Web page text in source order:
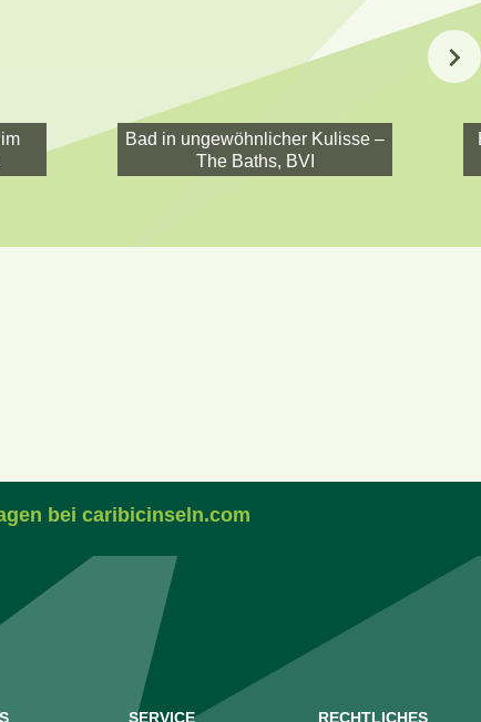
Bad in ungewöhnlicher Kulisse –
The Baths, BVI
bei caribicinseln.com
RECHTLICHES
SERVICE